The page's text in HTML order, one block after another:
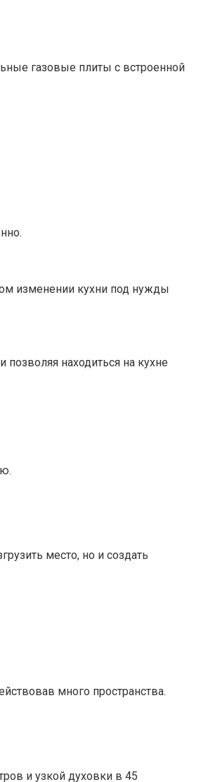
газовые плиты с встроенной
изменении кухни под нужды
находиться на кухне
место, но и создать
много пространства.
и узкой духовки в 45